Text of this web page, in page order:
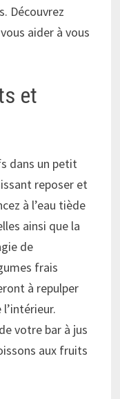
Découvrez
aider à vous
et
dans un petit
reposer et
à l’eau tiède
ainsi que la
de
frais
à repulper
votre bar à jus
aux fruits